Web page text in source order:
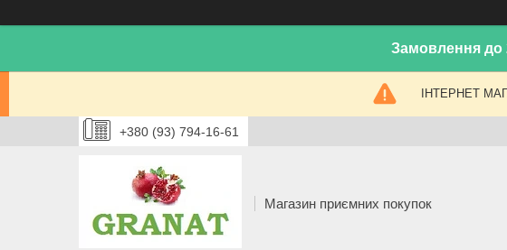
Замовлення до
ІНТЕРНЕТ
+380 (93) 794-16-61
Магазин приємних покупок